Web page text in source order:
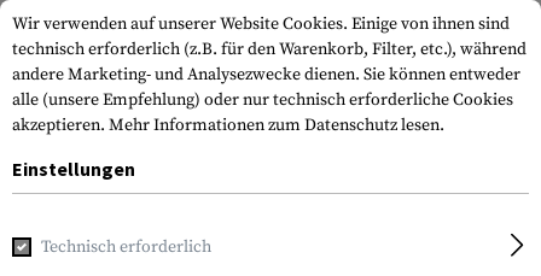
Home Waffenzubehör
Wir verwenden auf unserer Website Cookies. Einige von ihnen sind
technisch erforderlich (z.B. für den Warenkorb, Filter, etc.), während
andere Marketing- und Analysezwecke dienen. Sie können entweder
alle (unsere Empfehlung) oder nur technisch erforderliche Cookies
akzeptieren. Mehr Informationen zum Datenschutz lesen.
Einstellungen
Technisch erforderlich